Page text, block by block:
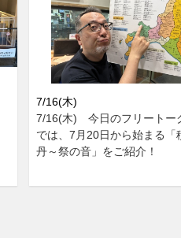
7/16(木)
7/16(木) 今日のフリートー
では、7月20日から始まる「
丹～祭の音」をご紹介！